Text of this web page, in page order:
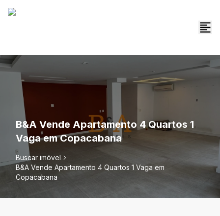
B&A Vende Apartamento 4 Quartos 1
Vaga em Copacabana
Buscar imóvel
B&A Vende Apartamento 4 Quartos 1 Vaga em
Copacabana